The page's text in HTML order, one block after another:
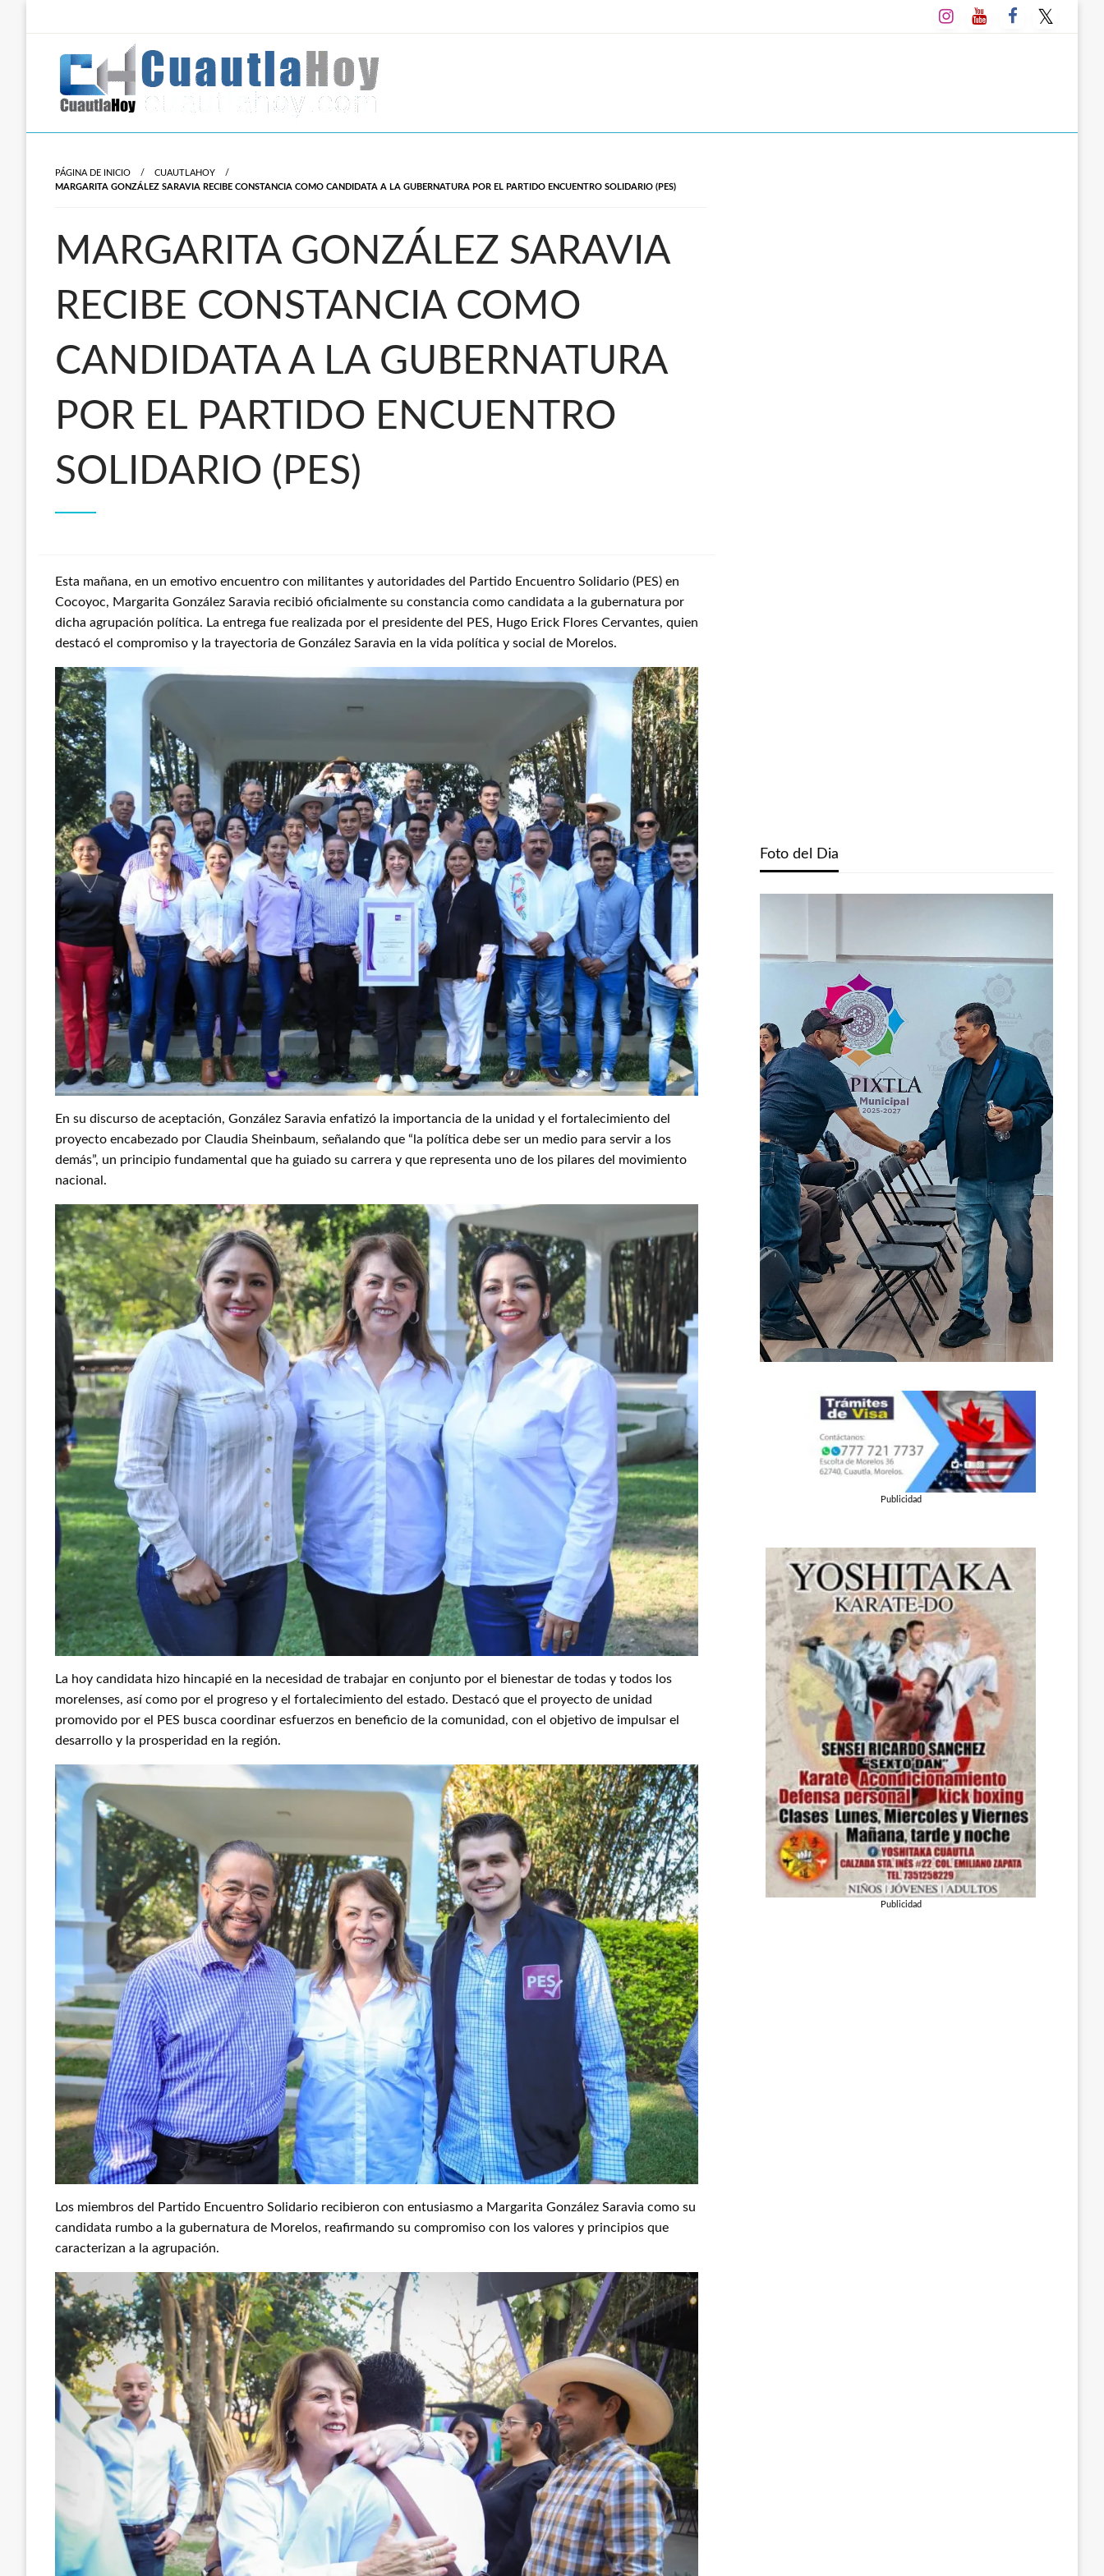
Revista digital del oriente de Morelos.
PÁGINA DE INICIO
CUAUTLAHOY
MARGARITA GONZÁLEZ SARAVIA RECIBE CONSTANCIA COMO CANDIDATA A LA GUBERNATURA POR EL PARTIDO ENCUENTRO SOLIDARIO (PES)
MARGARITA GONZÁLEZ SARAVIA
RECIBE CONSTANCIA COMO
CANDIDATA A LA GUBERNATURA
POR EL PARTIDO ENCUENTRO
SOLIDARIO (PES)
Esta mañana, en un emotivo encuentro con militantes y autoridades del Partido Encuentro Solidario (PES) en
Cocoyoc, Margarita González Saravia recibió oficialmente su constancia como candidata a la gubernatura por
dicha agrupación política. La entrega fue realizada por el presidente del PES, Hugo Erick Flores Cervantes, quien
destacó el compromiso y la trayectoria de González Saravia en la vida política y social de Morelos.
En su discurso de aceptación, González Saravia enfatizó la importancia de la unidad y el fortalecimiento del
proyecto encabezado por Claudia Sheinbaum, señalando que “la política debe ser un medio para servir a los
demás”, un principio fundamental que ha guiado su carrera y que representa uno de los pilares del movimiento
nacional.
La hoy candidata hizo hincapié en la necesidad de trabajar en conjunto por el bienestar de todas y todos los
morelenses, así como por el progreso y el fortalecimiento del estado. Destacó que el proyecto de unidad
promovido por el PES busca coordinar esfuerzos en beneficio de la comunidad, con el objetivo de impulsar el
desarrollo y la prosperidad en la región.
Los miembros del Partido Encuentro Solidario recibieron con entusiasmo a Margarita González Saravia como su
candidata rumbo a la gubernatura de Morelos, reafirmando su compromiso con los valores y principios que
caracterizan a la agrupación.
Foto del Dia
Publicidad
Publicidad